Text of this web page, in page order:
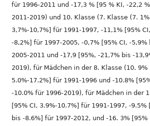
für 1996-2011 und -17,3 % [95 % KI, -22,2
2011-2019) und 10. Klasse (7. Klasse (7.
3,7%-10,7%] für 1991-1997, -11,1% [95%
-8,2%] für 1997-2005, -0,7% [95% CI, -5,9%
2005-2011 und -17,9 [95%, -21,7% bis -
2019), für Mädchen in der 8. Klasse (10. 9%
5.0%-17.2%] für 1991-1996 und -10.8%
-10.0% für 1996-2019), für Mädchen in der
[95% CI, 3.9%-10.7%] für 1991-1997, -9.5%
bis -8.6%] für 1997-2012, und -16. 3% [95%